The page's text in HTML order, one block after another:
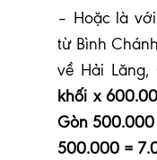
– Hoặc là
từ Bình
về Hải
khối x
Gòn 500.000
500.000 =